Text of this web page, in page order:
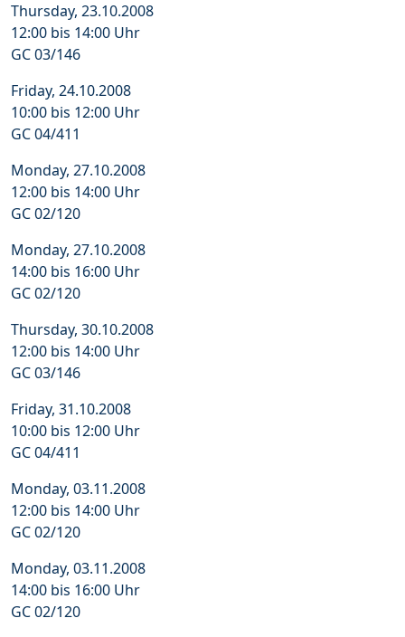
Thursday, 23.10.2008
12:00 bis 14:00 Uhr
GC 03/146
Friday, 24.10.2008
10:00 bis 12:00 Uhr
GC 04/411
Monday, 27.10.2008
12:00 bis 14:00 Uhr
GC 02/120
Monday, 27.10.2008
14:00 bis 16:00 Uhr
GC 02/120
Thursday, 30.10.2008
12:00 bis 14:00 Uhr
GC 03/146
Friday, 31.10.2008
10:00 bis 12:00 Uhr
GC 04/411
Monday, 03.11.2008
12:00 bis 14:00 Uhr
GC 02/120
Monday, 03.11.2008
14:00 bis 16:00 Uhr
GC 02/120